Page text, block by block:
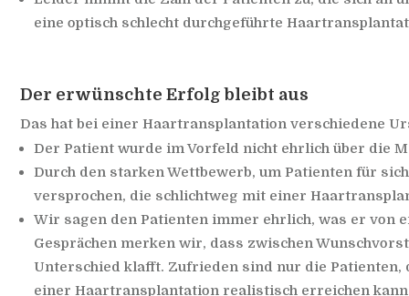
eine optisch schlecht durchgeführte
Der erwünschte Erfolg bleibt aus
Das hat bei einer Haartransplantation verschiedene
Der Patient wurde im Vorfeld nicht ehrlich über die
Durch den starken Wettbewerb, um Patienten für
versprochen, die schlichtweg mit einer
Wir sagen den Patienten immer ehrlich, was er
Gesprächen merken wir, dass zwischen
Unterschied klafft. Zufrieden sind nur die Patienten,
einer Haartransplantation realistisch erreichen